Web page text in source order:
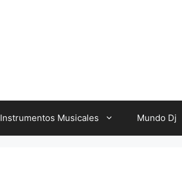
Instrumentos Musicales Mundo Dj